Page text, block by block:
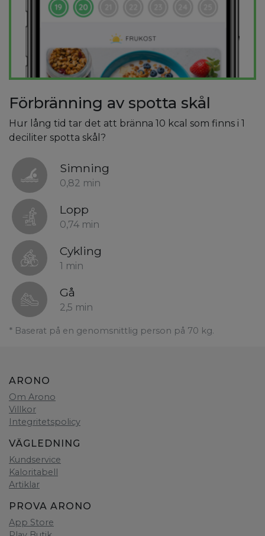
Förbränning av spotta skål
Hur lång tid tar det att bränna 10 kcal som finns i 1
deciliter spotta skål?
Simning
0,82 min
Lopp
0,74 min
Cykling
1 min
Gå
2,5 min
* Baserat på en genomsnittlig person på 70 kg.
ARONO
Om Arono
Villkor
Integritetspolicy
VÄGLEDNING
Kundservice
Kaloritabell
Artiklar
PROVA ARONO
App Store